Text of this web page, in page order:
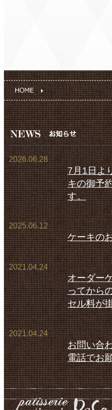
2026.06.28
7月1日よ
キの御予
す。
2025.06.12
ケーキの
2021.04.24
オーダー
ってから
セル料が
2021.04.24
お問い合
電話でお